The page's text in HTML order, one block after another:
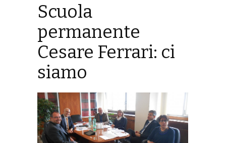
Scuola
permanente
Cesare Ferrari: ci
siamo